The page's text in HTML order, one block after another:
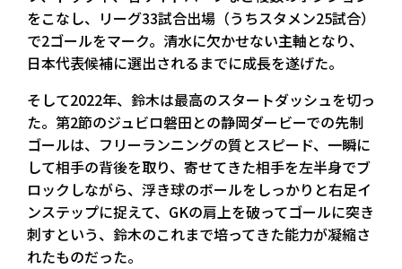
をこなし、リーグ33試合出場（うちスタメン25試合）
で2ゴールをマーク。清水に欠かせない主軸となり、
日本代表候補に選出されるまでに成長を遂げた。
そして2022年、鈴木は最高のスタートダッシュを切っ
た。第2節のジュビロ磐田との静岡ダービーでの先制
ゴールは、フリーランニングの質とスピード、一瞬に
して相手の背後を取り、寄せてきた相手を左半身でブ
ロックしながら、浮き球のボールをしっかりと右足イ
ンステップに捉えて、GKの肩上を破ってゴールに突き
刺すという、鈴木のこれまで培ってきた能力が凝縮さ
れたものだった。